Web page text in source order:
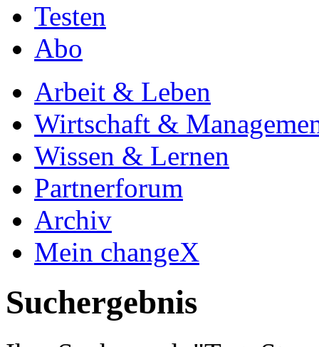
Testen
Abo
Arbeit & Leben
Wirtschaft &
Wissen & Lernen
Partnerforum
Archiv
Mein changeX
Suchergebnis